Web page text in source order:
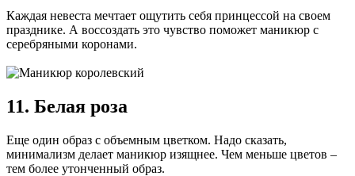
Каждая невеста мечтает ощутить себя принцессой на своем
празднике. А воссоздать это чувство поможет маникюр с
серебряными коронами.
11. Белая роза
Еще один образ с объемным цветком. Надо сказать,
минимализм делает маникюр изящнее. Чем меньше цветов –
тем более утонченный образ.